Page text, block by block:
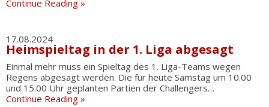
Continue Reading »
17.08.2024
Heimspieltag in der 1. Liga abgesagt
Einmal mehr muss ein Spieltag des 1. Liga-Teams wegen
Regens abgesagt werden. Die für heute Samstag um 10.00
und 15.00 Uhr geplanten Partien der Challengers…
Continue Reading »